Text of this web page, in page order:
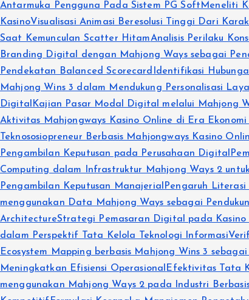
Antarmuka Pengguna Pada Sistem PG Soft Meneliti
KasinoVisualisasi Animasi Beresolusi Tinggi Dari
Saat Kemunculan Scatter HitamAnalisis Perilaku
Branding Digital dengan Mahjong Ways sebagai
Pendekatan Balanced Scorecard
Identifikasi
Mahjong Wins 3 dalam Mendukung Personalisasi
Digital Kajian Pasar Modal Digital melalui Mahjong
Aktivitas Mahjongways Kasino Online di Era
Teknososiopreneur Berbasis Mahjongways Kasino
Pengambilan Keputusan pada Perusahaan Digital
Computing dalam Infrastruktur Mahjong Ways 2
Pengambilan Keputusan Manajerial Pengaruh
menggunakan Data Mahjong Ways sebagai
ArchitectureStrategi Pemasaran Digital pada
dalam Perspektif Tata Kelola Teknologi Informasi
Ecosystem Mapping berbasis Mahjong Wins 3
Meningkatkan Efisiensi Operasional Efektivitas Tata
menggunakan Mahjong Ways 2 pada Industri